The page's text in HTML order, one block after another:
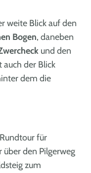
weite Blick auf den
Bogen, daneben
und den
auch der Blick
dem die
für
den Pilgerweg
zum